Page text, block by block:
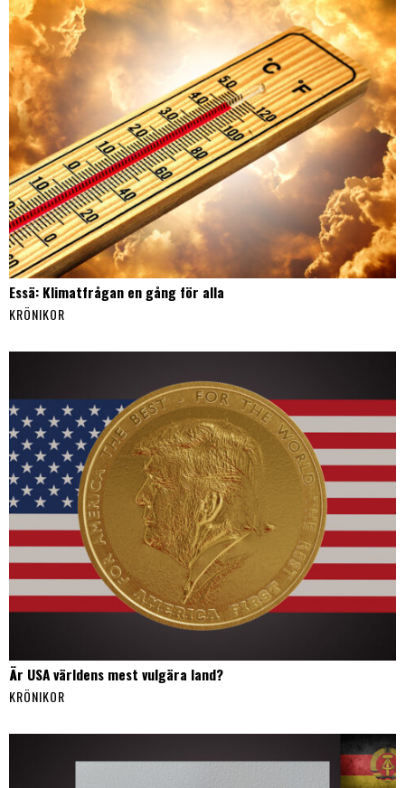
Essä: Klimatfrågan en gång för alla
KRÖNIKOR
Är USA världens mest vulgära land?
KRÖNIKOR